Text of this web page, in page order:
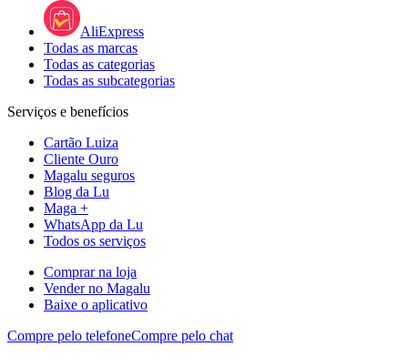
AliExpress
Todas as marcas
Todas as categorias
Todas as subcategorias
Serviços e benefícios
Cartão Luiza
Cliente Ouro
Magalu seguros
Blog da Lu
Maga +
WhatsApp da Lu
Todos os serviços
Comprar na loja
Vender no Magalu
Baixe o aplicativo
Compre pelo telefoneCompre pelo chat